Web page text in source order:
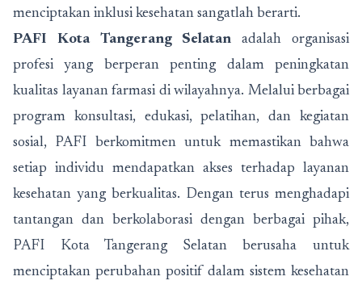
menciptakan inklusi kesehatan sangatlah berarti.
PAFI Kota Tangerang Selatan adalah organisasi
profesi yang berperan penting dalam peningkatan
kualitas layanan farmasi di wilayahnya. Melalui berbagai
program konsultasi, edukasi, pelatihan, dan kegiatan
sosial, PAFI berkomitmen untuk memastikan bahwa
setiap individu mendapatkan akses terhadap layanan
kesehatan yang berkualitas. Dengan terus menghadapi
tantangan dan berkolaborasi dengan berbagai pihak,
PAFI Kota Tangerang Selatan berusaha untuk
menciptakan perubahan positif dalam sistem kesehatan